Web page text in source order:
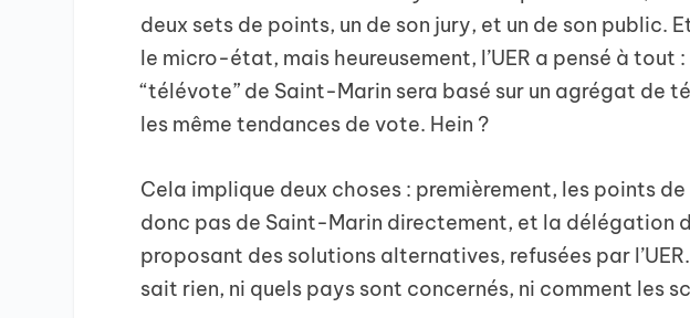
deux sets de points, un de son jury, et un de son public.
le micro-état, mais heureusement, l’UER a pensé à tout
“télévote” de Saint-Marin sera basé sur un agrégat de
les même tendances de vote. Hein ?
Cela implique deux choses : premièrement, les points
donc pas de Saint-Marin directement, et la délégation
proposant des solutions alternatives, refusées par
sait rien, ni quels pays sont concernés, ni comment les